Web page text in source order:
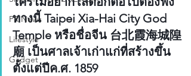
PR News
Lifestyle
Gadget
ทางนี้ Taipei Xia-Hai City God
Temple หรือชื่อจีน 台北霞海城隍
廟 เป็นศาลเจ้าเก่าแก่ที่สร้างขึ้น
ตั้งแต่ปีค.ศ. 1859